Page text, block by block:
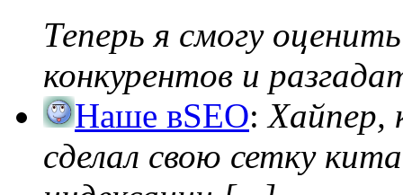
Теперь я смогу
конкурентов и
Наше вSEO:Хайпер,
сделал свою сетку